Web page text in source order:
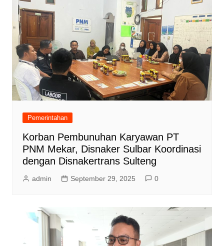
Pemerintahan
Korban Pembunuhan Karyawan PT
PNM Mekar, Disnaker Sulbar Koordinasi
dengan Disnakertrans Sulteng
admin September 29, 2025 0